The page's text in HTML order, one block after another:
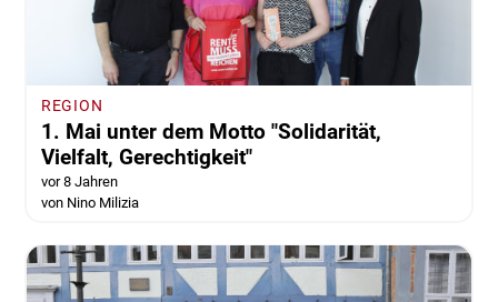
REGION
1. Mai unter dem Motto "Solidarität,
Vielfalt, Gerechtigkeit"
vor 8 Jahren
von Nino Milizia